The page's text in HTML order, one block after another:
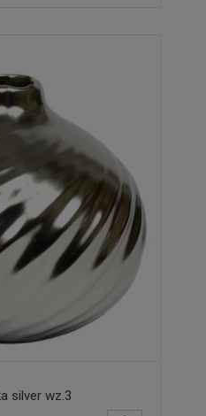
silver wz.3